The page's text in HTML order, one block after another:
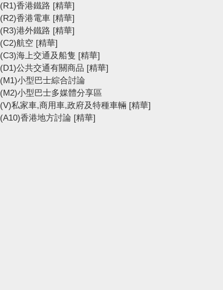
(R1)香港鐵路 [精華]
(R2)香港電車 [精華]
(R3)港外鐵路 [精華]
(C2)航空 [精華]
(C3)海上交通及船隻 [精華]
(D1)公共交通有關商品 [精華]
(M1)小型巴士綜合討論
(M2)小型巴士多媒體分享區
(V)私家車,商用車,政府及特種車輛 [精華]
(A10)香港地方討論 [精華]